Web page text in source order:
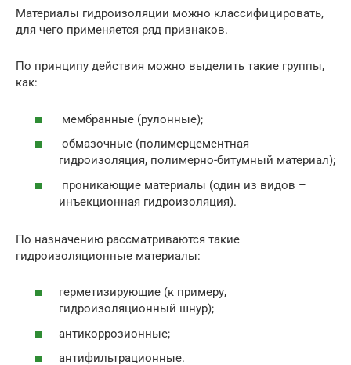
Материалы гидроизоляции можно классифицировать,
для чего применяется ряд признаков.
По принципу действия можно выделить такие группы,
как:
мембранные (рулонные);
обмазочные (полимерцементная
гидроизоляция, полимерно-битумный материал);
проникающие материалы (один из видов –
инъекционная гидроизоляция).
По назначению рассматриваются такие
гидроизоляционные материалы:
герметизирующие (к примеру,
гидроизоляционный шнур);
антикоррозионные;
антифильтрационные.